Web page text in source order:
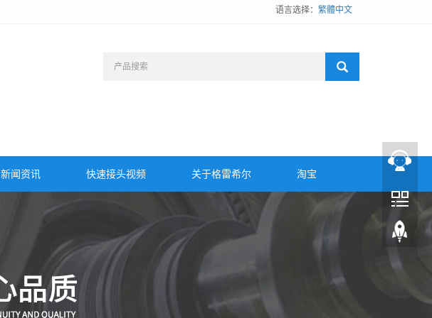
语言选择： 繁體中文
新闻资讯 快速接头视频 关于格雷希尔 淘宝